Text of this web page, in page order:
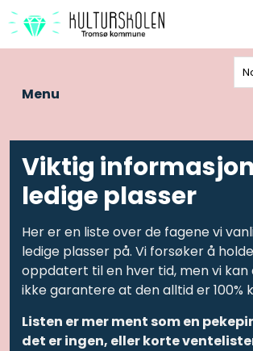
Menu
Viktig
ledige plasser
Her er en liste over de fagene vi
ledige plasser på. Vi forsøker å
oppdatert til en hver tid, men vi kan
ikke garantere at den alltid er 100%
Listen er mer ment som en
det er ingen, eller korte